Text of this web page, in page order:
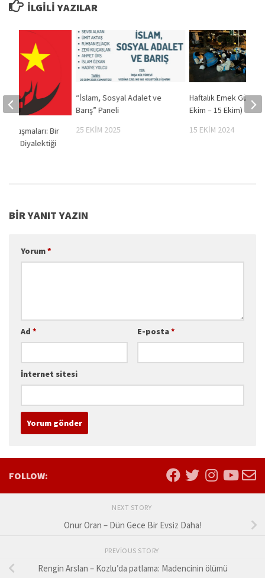
İLGILI YAZILAR
“İslam, Sosyal Adalet ve
Barış” Paneli
25 EKIM 2025
Haftalık Emek
Ekim – 15 Ekim)
15 EKIM 2024
Tartışmaları: Bir
Diyalektiği
BIR YANIT YAZIN
Yorum*
Ad * E-posta*
İnternet sitesi
FOLLOW:
NEXT STORY
Onur Oran – Dün Gece Bir Evsiz Daha!
PREVIOUS STORY
Rengin Arslan – Kozlu’da patlama: Madencinin ölümü